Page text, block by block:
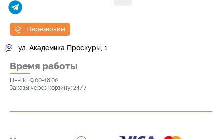
Перезвоним
ул. Академика Проскуры, 1
Время работы
Пн-Вс: 9.00-18.00
Заказы через корзину: 24/7